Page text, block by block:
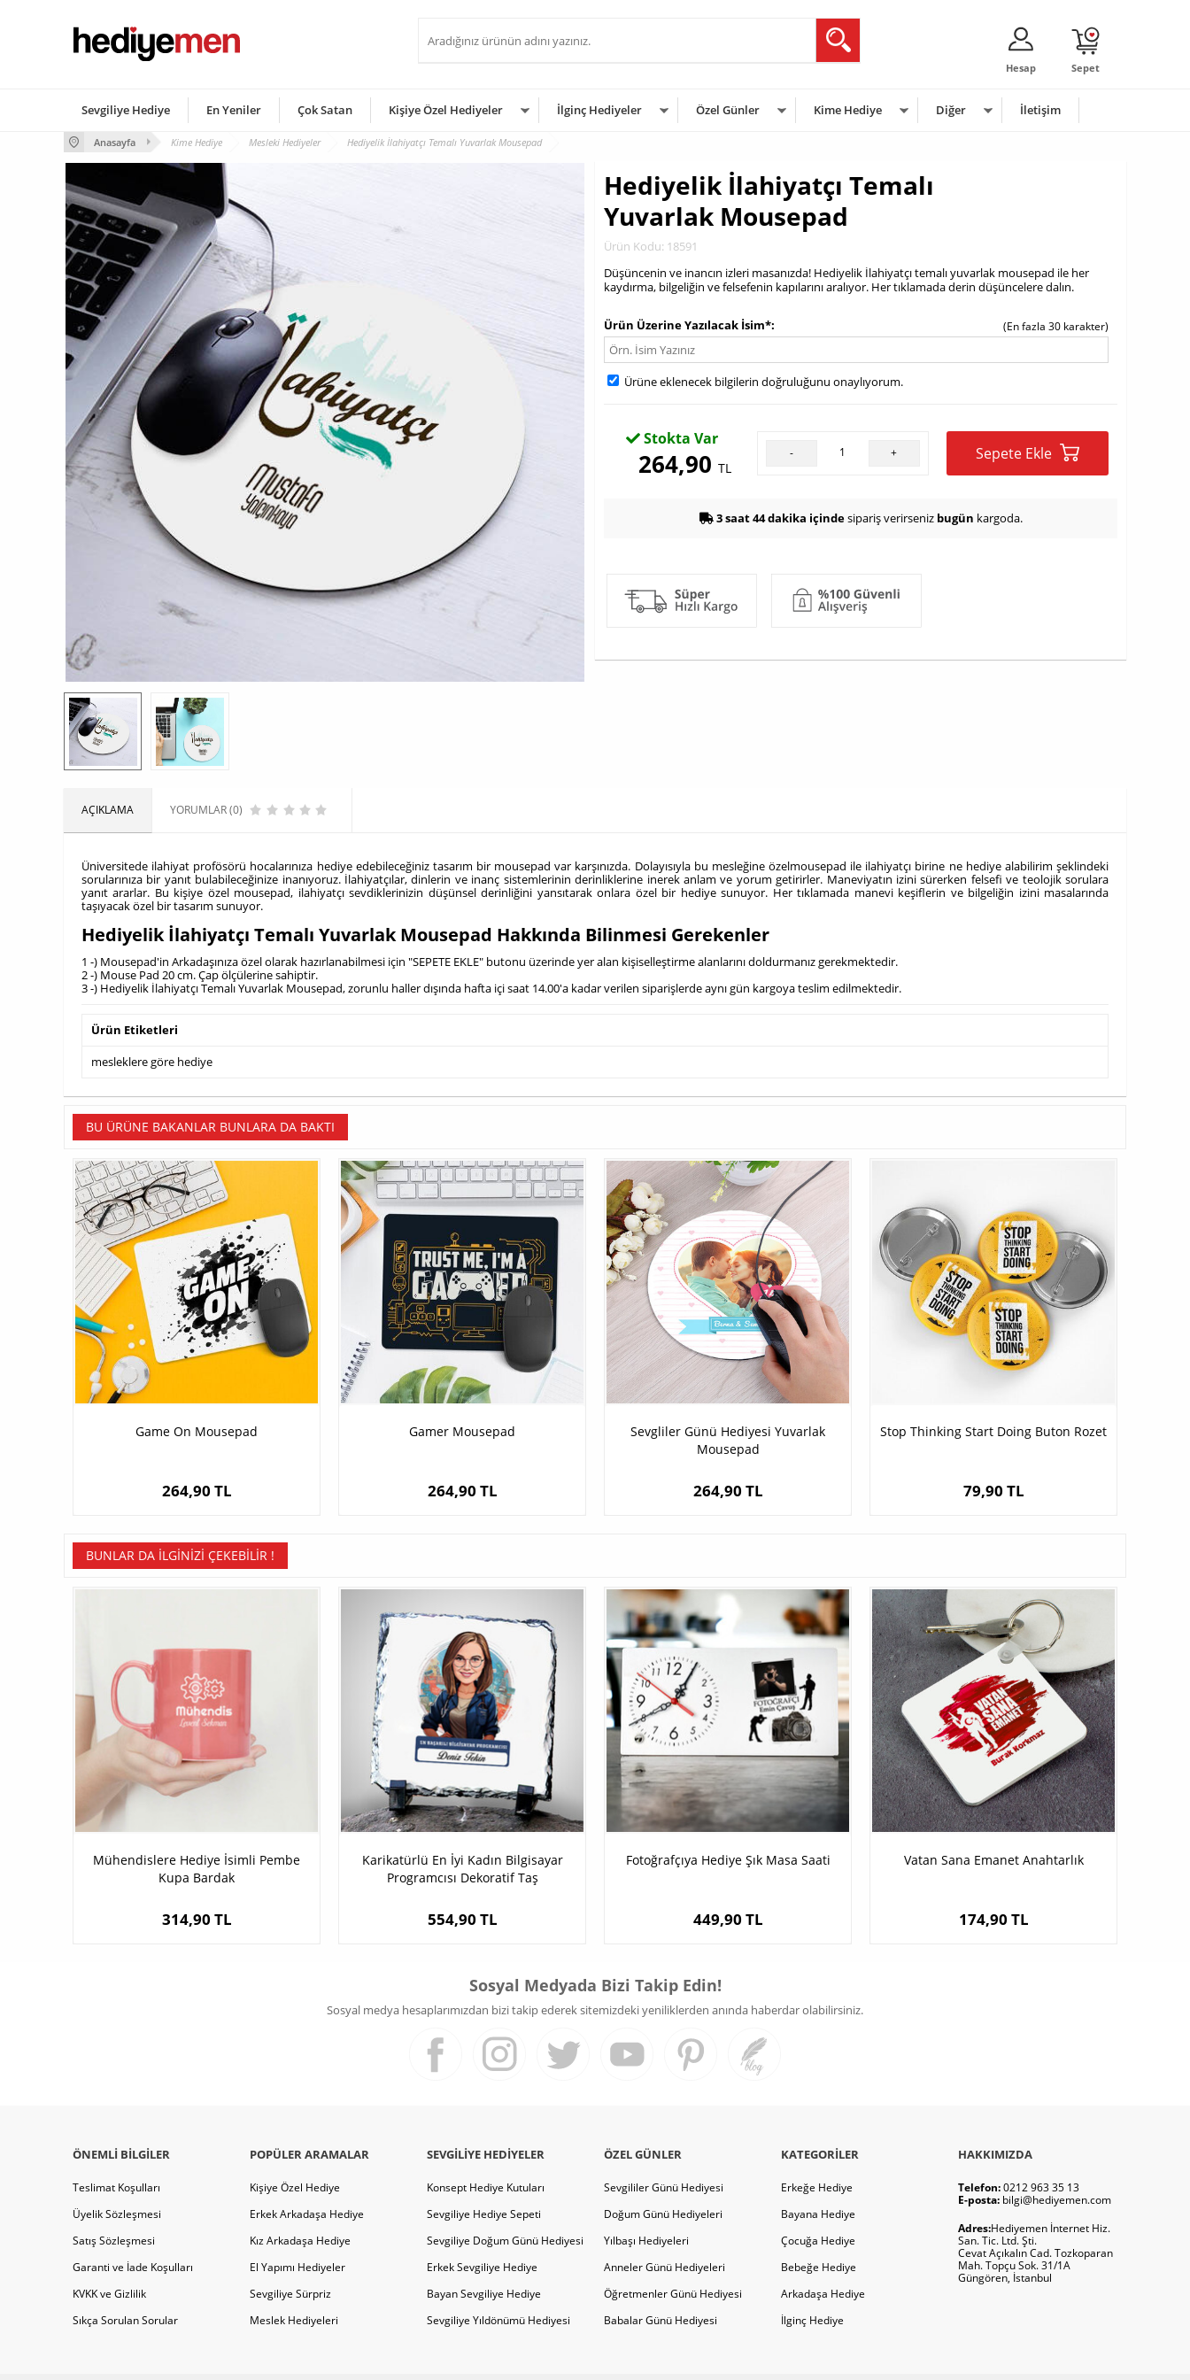
Sepet
Hesap
Sevgiliye Hediye En Yeniler Çok Satan Kişiye Özel Hediyeler İlginç Hediyeler Özel Günler Kime Hediye Diğer İletişim
Anasayfa Kime Hediye Mesleki Hediyeler Hediyelik İlahiyatçı Temalı Yuvarlak Mousepad
Hediyelik İlahiyatçı Temalı
Yuvarlak Mousepad
Ürün Kodu: 18591
Düşüncenin ve inancın izleri masanızda! Hediyelik İlahiyatçı temalı yuvarlak mousepad ile her
kaydırma, bilgeliğin ve felsefenin kapılarını aralıyor. Her tıklamada derin düşüncelere dalın.
Ürün Üzerine Yazılacak İsim*
(En fazla 30 karakter)
Ürüne eklenecek bilgilerin doğruluğunu onaylıyorum.
Stokta Var
264,90TL
- + Sepete Ekle
3 saat 44 dakika içindesipariş verirseniz bugün kargoda.
AÇIKLAMA YORUMLAR (0)
Üniversitede ilahiyat profösörü hocalarınıza hediye edebileceğiniz tasarım bir mousepad var karşınızda. Dolayısıyla bu mesleğine özelmousepad ile ilahiyatçı birine ne hediye alabilirim şeklindeki
sorularınıza bir yanıt bulabileceğinize inanıyoruz. İlahiyatçılar, dinlerin ve inanç sistemlerinin derinliklerine inerek anlam ve yorum getirirler. Maneviyatın izini sürerken felsefi ve teolojik sorulara
yanıt ararlar. Bu kişiye özel mousepad, ilahiyatçı sevdiklerinizin düşünsel derinliğini yansıtarak onlara özel bir hediye sunuyor. Her tıklamada manevi keşiflerin ve bilgeliğin izini masalarında
taşıyacak özel bir tasarım sunuyor.
Hediyelik İlahiyatçı Temalı Yuvarlak Mousepad Hakkında Bilinmesi Gerekenler
1 -) Mousepad'in Arkadaşınıza özel olarak hazırlanabilmesi için "SEPETE EKLE" butonu üzerinde yer alan kişiselleştirme alanlarını doldurmanız gerekmektedir.
2 -) Mouse Pad 20 cm. Çap ölçülerine sahiptir.
3 -) Hediyelik İlahiyatçı Temalı Yuvarlak Mousepad, zorunlu haller dışında hafta içi saat 14.00'a kadar verilen siparişlerde aynı gün kargoya teslim edilmektedir.
Ürün Etiketleri
mesleklere göre hediye
BU ÜRÜNE BAKANLAR BUNLARA DA BAKTI
Game On Mousepad
264,90 TL
Gamer Mousepad
264,90 TL
Sevgliler Günü Hediyesi Yuvarlak
Mousepad
264,90 TL
Stop Thinking Start Doing Buton Rozet
79,90 TL
BUNLAR DA İLGINIZI ÇEKEBILIR !
Mühendislere Hediye İsimli Pembe
Kupa Bardak
314,90 TL
Karikatürlü En İyi Kadın Bilgisayar
Programcısı Dekoratif Taş
554,90 TL
Fotoğrafçıya Hediye Şık Masa Saati
449,90 TL
Vatan Sana Emanet Anahtarlık
174,90 TL
Sosyal Medyada Bizi Takip Edin!
Sosyal medya hesaplarımızdan bizi takip ederek sitemizdeki yeniliklerden anında haberdar olabilirsiniz.
ÖNEMLI BILGILER
Teslimat Koşulları
Üyelik Sözleşmesi
Satış Sözleşmesi
Garanti ve İade Koşulları
KVKK ve Gizlilik
Sıkça Sorulan Sorular
POPÜLER ARAMALAR
Kişiye Özel Hediye
Erkek Arkadaşa Hediye
Kız Arkadaşa Hediye
El Yapımı Hediyeler
Sevgiliye Sürpriz
Meslek Hediyeleri
SEVGILIYE HEDIYELER
Konsept Hediye Kutuları
Sevgiliye Hediye Sepeti
Sevgiliye Doğum Günü Hediyesi
Erkek Sevgiliye Hediye
Bayan Sevgiliye Hediye
Sevgiliye Yıldönümü Hediyesi
ÖZEL GÜNLER
Sevgililer Günü Hediyesi
Doğum Günü Hediyeleri
Yılbaşı Hediyeleri
Anneler Günü Hediyeleri
Öğretmenler Günü Hediyesi
Babalar Günü Hediyesi
KATEGORILER
Erkeğe Hediye
Bayana Hediye
Çocuğa Hediye
Bebeğe Hediye
Arkadaşa Hediye
İlginç Hediye
HAKKIMIZDA
Telefon:0212 963 35 13
E-posta: bilgi@hediyemen.com
Adres:Hediyemen İnternet Hiz.
San. Tic. Ltd. Şti.
Cevat Açıkalın Cad. Tozkoparan
Mah. Topçu Sok. 31/1A
Güngören, İstanbul